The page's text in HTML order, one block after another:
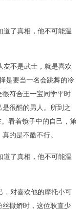
友不是武士，就是喜欢
是要当一名会跳舞的冷
符合王一宝同学平时
很酷的男人。所到之
看着镜子中的自己，第
的是不酷不行。
，对喜欢他的摩托小可
撒娇时，这位耿直少